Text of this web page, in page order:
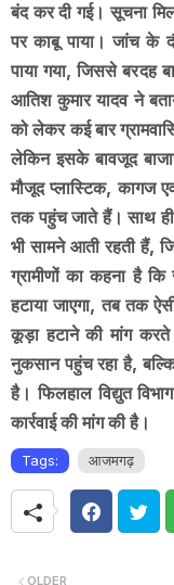
बंद कर दी गई। सूचना
पर काबू पाया। जांच के
पाया गया, जिससे बरदह
आतिश कुमार यादव ने
को लेकर कई बार
लेकिन इसके बावजूद
मौजूद प्लास्टिक, कागज
तक पहुंच जाते हैं। साथ ही
भी सामने आती रहती हैं,
ग्रामीणों का कहना है
हटाया जाएगा, तब तक
कूड़ा हटाने की मांग
नुकसान पहुंच रहा है, बल्कि
है। फिलहाल विद्युत
कार्रवाई की मांग की है।
Tags: आजमगढ़
OLDER